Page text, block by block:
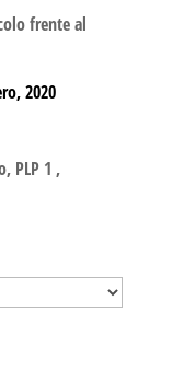
frente al
2020
PLP 1 ,